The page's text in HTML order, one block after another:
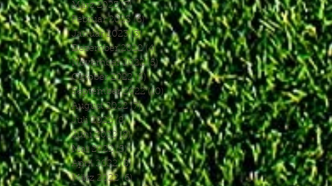
März 2023 (7)7 Beiträge
Februar 2023 (6)6 Beiträge
Januar 2023 (3)3 Beiträge
Dezember 2022 (4)4 Beiträge
November 2022 (5)5 Beiträge
Oktober 2022 (5)5 Beiträge
September 2022 (10)10 Beiträge
August 2022 (7)7 Beiträge
Juli 2022 (8)8 Beiträge
Juni 2022 (8)8 Beiträge
Mai 2022 (5)5 Beiträge
April 2022 (8)8 Beiträge
März 2022 (6) 6 Beiträge